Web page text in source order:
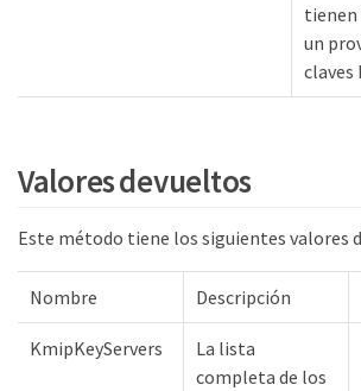
tienen
un
claves
Valores devueltos
Este método tiene los siguientes valores
Nombre Descripción
KmipKeyServers
La lista
completa de los